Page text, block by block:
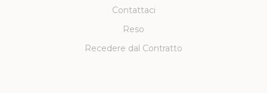
Contattaci
Reso
Recedere dal Contratto